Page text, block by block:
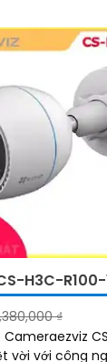
H3C-
₫
vời với công